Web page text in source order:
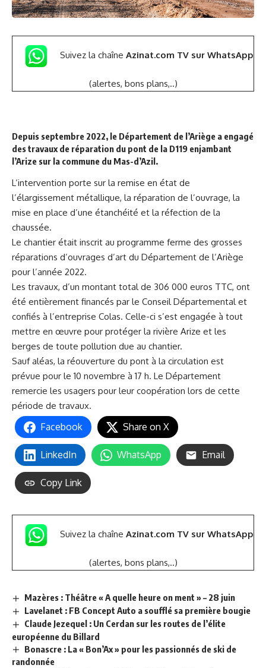
Suivez la chaîne Azinat.com TV sur WhatsApp
(alertes, bons plans,..)
Depuis septembre 2022, le Département de l’Ariège a engagé
des travaux de réparation du pont de la D119 enjambant
l’Arize sur la commune du Mas-d’Azil.
L’intervention porte sur la remise en état de
l’élargissement métallique, la réparation de l’ouvrage, la
mise en place d’une étanchéité et la réfection de la
chaussée.
Le chantier était inscrit au programme ferme des grosses
réparations d’ouvrages d’art du Département de l’Ariège
pour l’année 2022.
Les travaux, d’un montant total de 306 000 euros TTC, ont
été entièrement financés par le Conseil Départemental et
confiés à l’entreprise Colas. Celle-ci s’est engagée à tout
mettre en œuvre pour protéger la rivière Arize et les
berges de toute pollution due au chantier.
Sauf aléas, la réouverture du pont à la circulation est
prévue pour le 10 novembre à 17 h. Le Département
remercie les usagers pour leur coopération lors de cette
période de travaux.
Facebook Share on X
LinkedIn WhatsApp Email
Copy Link
Suivez la chaîne Azinat.com TV sur WhatsApp
(alertes, bons plans,..)
Mazères : Théâtre « A quelle heure on ment » – 28 juin
Lavelanet : FB Concept Auto a soufflé sa première bougie
Claude Jezequel : Un Cerdan sur les routes de l’élite
européenne du Billard
Bonascre : La « Bon’Ax » pour les passionnés de ski de
randonnée